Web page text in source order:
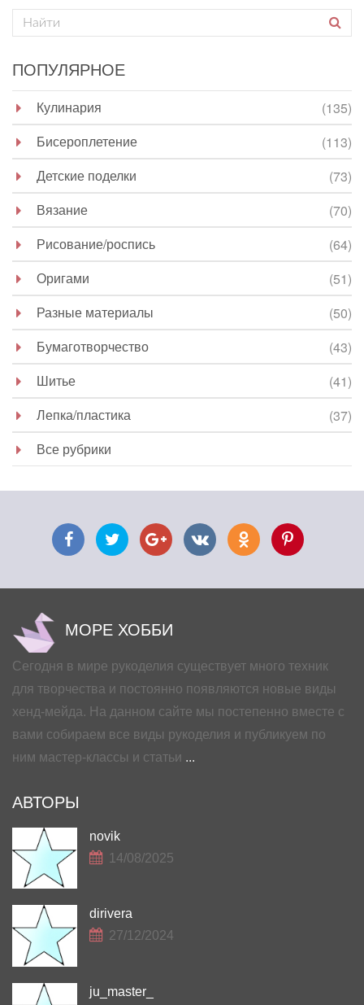
ПОПУЛЯРНОЕ
Кулинария
(135)
Бисероплетение
(113)
Детские поделки
(73)
Вязание
(70)
Рисование/роспись
(64)
Оригами
(51)
Разные материалы
(50)
Бумаготворчество
(43)
Шитье
(41)
Лепка/пластика
(37)
Все рубрики
МОРЕ ХОББИ
Сегодня в мире рукоделия существует много техник
для творчества и постоянно появляются новые виды
хенд-мейда. На данном сайте мы постепенно вместе с
вами собираем все виды рукоделия и публикуем по
ним мастер-классы и статьи ...
АВТОРЫ
novik
14/08/2025
dirivera
27/12/2024
ju_master_